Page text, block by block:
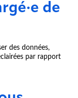
de
des données,
par rapport